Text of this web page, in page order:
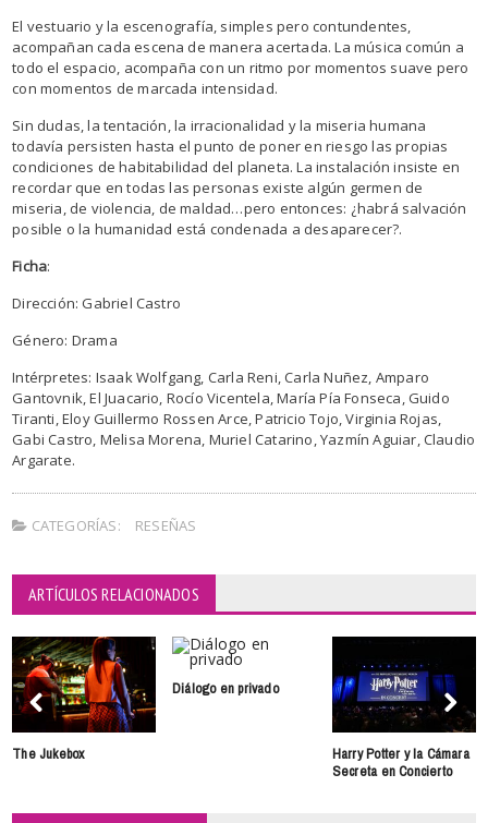
El vestuario y la escenografía, simples pero contundentes,
acompañan cada escena de manera acertada. La música común a
todo el espacio, acompaña con un ritmo por momentos suave pero
con momentos de marcada intensidad.
Sin dudas, la tentación, la irracionalidad y la miseria humana
todavía persisten hasta el punto de poner en riesgo las propias
condiciones de habitabilidad del planeta. La instalación insiste en
recordar que en todas las personas existe algún germen de
miseria, de violencia, de maldad…pero entonces: ¿habrá salvación
posible o la humanidad está condenada a desaparecer?.
Ficha:
Dirección: Gabriel Castro
Género: Drama
Intérpretes: Isaak Wolfgang, Carla Reni, Carla Nuñez, Amparo
Gantovnik, El Juacario, Rocío Vicentela, María Pía Fonseca, Guido
Tiranti, Eloy Guillermo Rossen Arce, Patricio Tojo, Virginia Rojas,
Gabi Castro, Melisa Morena, Muriel Catarino, Yazmín Aguiar, Claudio
Argarate.
CATEGORÍAS: RESEÑAS
ARTÍCULOS RELACIONADOS
The Jukebox
Diálogo en privado
Harry Potter y la Cámara
Secreta en Concierto